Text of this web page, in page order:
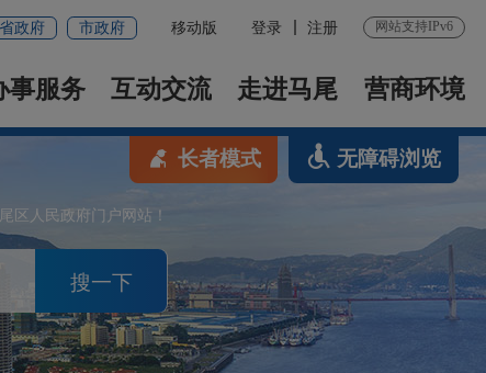
省政府 市政府 移动版 登录 注册 网站支持IPv6
事服务 互动交流 走进马尾 营商环境
区人民政府门户网站！
搜一下
长者模式 无障碍浏览